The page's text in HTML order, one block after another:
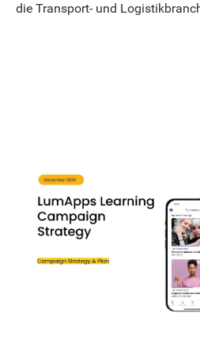
die Transport- und